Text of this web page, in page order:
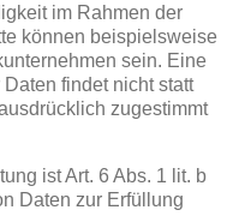
im Rahmen der
können beispielsweise
sein. Eine
findet nicht statt
zugestimmt
ist Art. 6 Abs. 1 lit. b
Daten zur Erfüllung